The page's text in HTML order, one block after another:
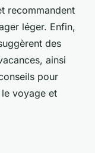
recommandent
léger. Enfin,
des
ainsi
pour
voyage et